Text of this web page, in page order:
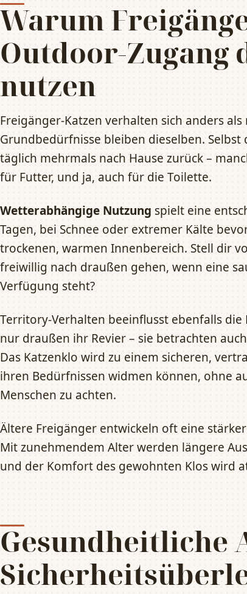
Warum
Outdoor-Zugang
nutzen
Freigänger-Katzen verhalten sich anders
Grundbedürfnisse bleiben dieselben.
täglich mehrmals nach Hause zurück –
für Futter, und ja, auch für die Toilette.
Wetterabhängige Nutzung spielt eine
Tagen, bei Schnee oder extremer Kälte
trockenen, warmen Innenbereich. Stell dir
freiwillig nach draußen gehen, wenn eine
Verfügung steht?
Territory-Verhalten beeinflusst ebenfalls
nur draußen ihr Revier – sie betrachten
Das Katzenklo wird zu einem sicheren,
ihren Bedürfnissen widmen können, ohne
Menschen zu achten.
Ältere Freigänger entwickeln oft eine
Mit zunehmendem Alter werden längere
und der Komfort des gewohnten Klos wird
Gesundheitliche